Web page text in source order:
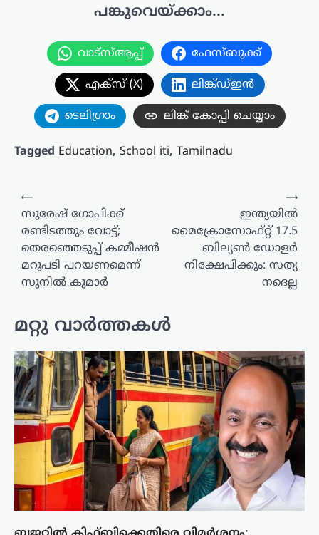
പങ്കുവെയ്ക്കാം...
വാട്സ്ആപ്പ് ഫേസ്ബുക്ക്
എക്സ് (X) ലിങ്ക്ഡ്ഇൻ
ടെലിഗ്രാം ലിങ്ക് കോപ്പി ചെയ്യാം
Tagged Education, School iti, Tamilnadu
പോസ്റ്റുകളിലൂടെ
⟵
സുരേഷ് ഗോപിക്ക്
രണ്ടിടത്തും വോട്ട്;
തെരഞ്ഞെടുപ്പ് കമ്മീഷൻ
മറുപടി പറയണമെന്ന്
സുനിൽ കുമാർ
ഇന്ത്യയിൽ
മൈക്രോസോഫ്റ്റ് 17.5
ബില്യൺ ഡോളർ
നിക്ഷേപിക്കും: സത്യ
നദെല്ല
⟶
മറ്റു വാർത്തകൾ